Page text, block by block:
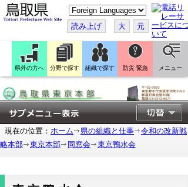
こ
の
ペ
ー
ジ
翻
訳
す
読み上げ 大 元
県外の方へ 分野で探す 組織で探す 防災 緊急 メニュー
現在の位置： ホーム 県の組織と仕事
令和の改新戦
略本部
東京本部 同窓会 東京鴨水会